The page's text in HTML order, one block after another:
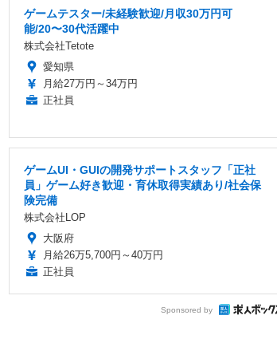
ゲームテスター/未経験歓迎/月収30万円可
能/20〜30代活躍中
株式会社Tetote
愛知県
月給27万円～34万円
正社員
ゲームUI・GUIの開発サポートスタッフ「正社
員」ゲーム好き歓迎・育休取得実績あり/社会保
険完備
株式会社LOP
大阪府
月給26万5,700円～40万円
正社員
Sponsored by